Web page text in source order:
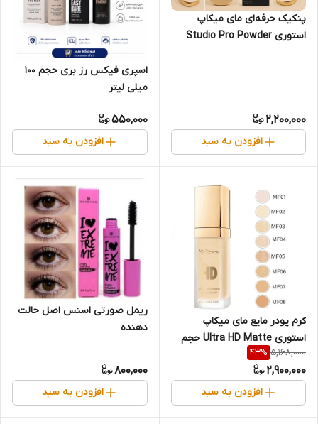
پنکیک حرفه‌ای مای میکاپ
استوری Studio Pro Powder
2,200,000
افزودن به سبد
اسپری فیکس رز بری حجم 100
میلی لیتر
550,000
افزودن به سبد
کرم پودر مایع مای میکاپ
استوری Ultra HD Matte حجم
40 میلی‌لیتر
5,168,000
43%
2,900,000
افزودن به سبد
ریمل صورتی اسنس اصل حالت
دهنده
800,000
افزودن به سبد